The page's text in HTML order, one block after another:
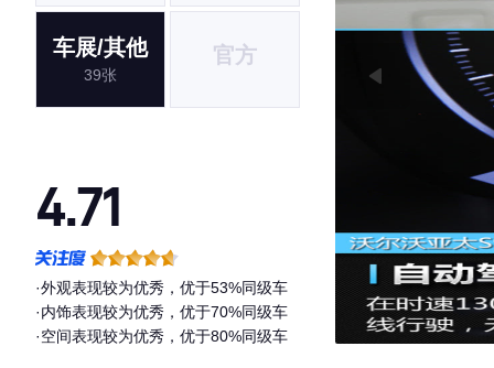
车展/其他
39张
官方
4.71
·外观表现较为优秀，优于53%同级车
·内饰表现较为优秀，优于70%同级车
·空间表现较为优秀，优于80%同级车